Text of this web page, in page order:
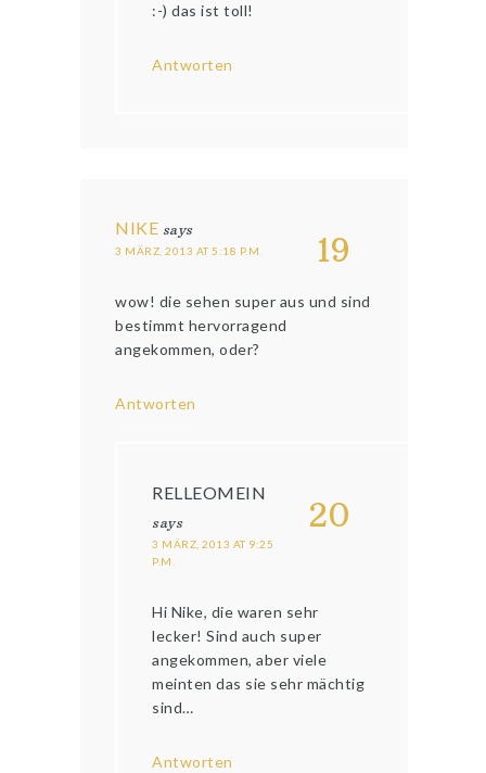
:-) das ist toll!
Antworten
19
NIKE says
3 MÄRZ, 2013 AT 5:18 P.M.
wow! die sehen super aus und sind
bestimmt hervorragend
angekommen, oder?
Antworten
20
RELLEOMEIN
says
3 MÄRZ, 2013 AT 9:25
P.M.
Hi Nike, die waren sehr
lecker! Sind auch super
angekommen, aber viele
meinten das sie sehr mächtig
sind…
Antworten